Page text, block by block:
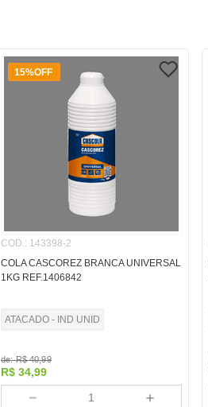
15%OFF
COD.: 143398-2
COLA CASCOREZ BRANCA UNIVERSAL
1KG REF.1406842
ATACADO - IND UNID
de:R$ 40,99
R$ 34,99
＋
－